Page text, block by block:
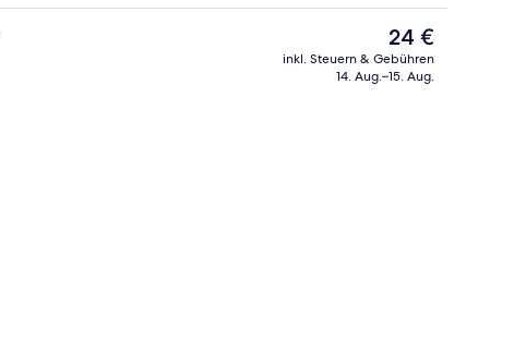
Deluxe-Dreibettzimmer |
Der
aktuelle
Preis
24 €
inkl. Steuern & Gebühren
14. Aug.–15. Aug.